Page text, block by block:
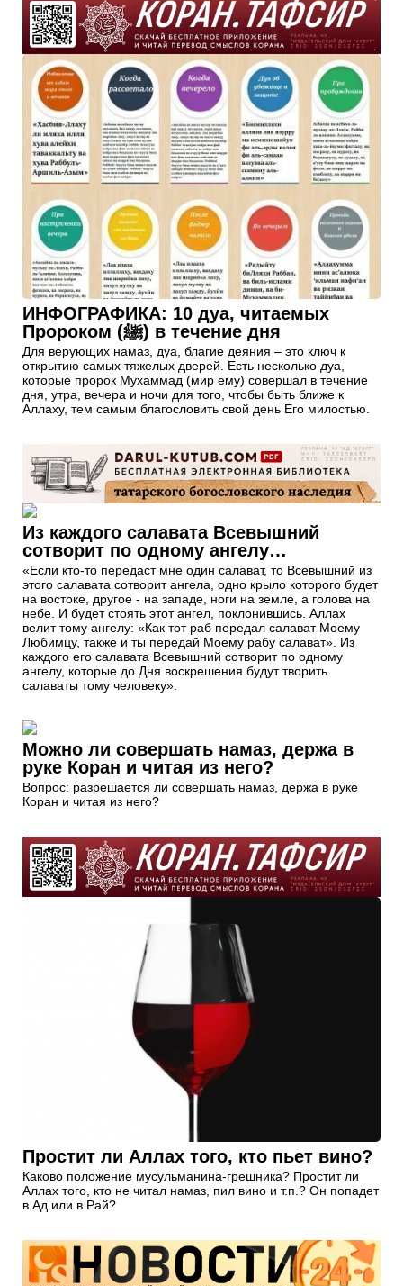
ИНФОГРАФИКА: 10 дуа, читаемых
Пророком (ﷺ) в течение дня
Для верующих намаз, дуа, благие деяния – это ключ к
открытию самых тяжелых дверей. Есть несколько дуа,
которые пророк Мухаммад (мир ему) совершал в течение
дня, утра, вечера и ночи для того, чтобы быть ближе к
Аллаху, тем самым благословить свой день Его милостью.
Из каждого салавата Всевышний
сотворит по одному ангелу…
«Если кто-то передаст мне один салават, то Всевышний из
этого салавата сотворит ангела, одно крыло которого будет
на востоке, другое - на западе, ноги на земле, а голова на
небе. И будет стоять этот ангел, поклонившись. Аллах
велит тому ангелу: «Как тот раб передал салават Моему
Любимцу, также и ты передай Моему рабу салават». Из
каждого его салавата Всевышний сотворит по одному
ангелу, которые до Дня воскрешения будут творить
салаваты тому человеку».
Можно ли совершать намаз, держа в
руке Коран и читая из него?
Вопрос: разрешается ли совершать намаз, держа в руке
Коран и читая из него?
Простит ли Аллах того, кто пьет вино?
Каково положение мусульманина-грешника? Простит ли
Аллах того, кто не читал намаз, пил вино и т.п.? Он попадет
в Ад или в Рай?